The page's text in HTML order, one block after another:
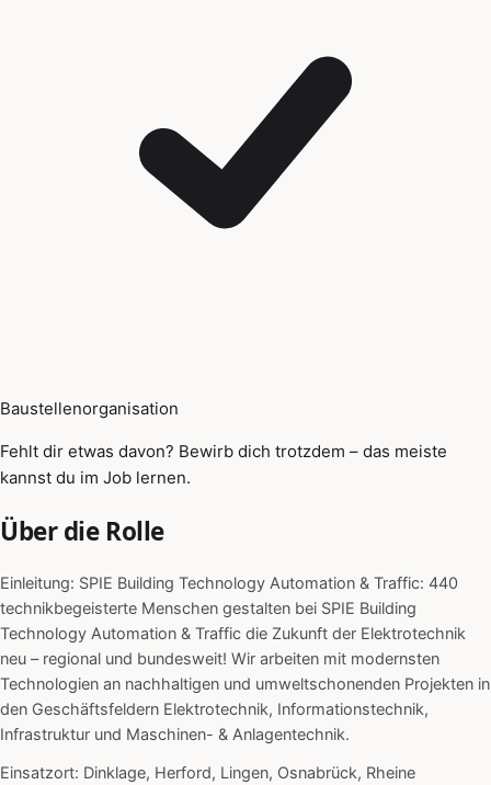
Baustellenorganisation
Fehlt dir etwas davon? Bewirb dich trotzdem – das meiste
kannst du im Job lernen.
Über die Rolle
Einleitung: SPIE Building Technology Automation & Traffic: 440
technikbegeisterte Menschen gestalten bei SPIE Building
Technology Automation & Traffic die Zukunft der Elektrotechnik
neu – regional und bundesweit! Wir arbeiten mit modernsten
Technologien an nachhaltigen und umweltschonenden Projekten in
den Geschäftsfeldern Elektrotechnik, Informationstechnik,
Infrastruktur und Maschinen- & Anlagentechnik.
Einsatzort: Dinklage, Herford, Lingen, Osnabrück, Rheine